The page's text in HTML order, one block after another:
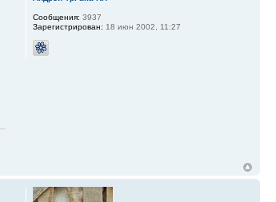
Сообщения: 3937
Зарегистрирован: 18 июн 2002, 11:27